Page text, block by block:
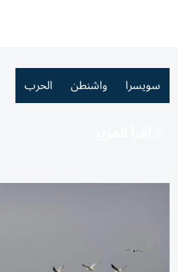
سويسرا واشنطن الحرب